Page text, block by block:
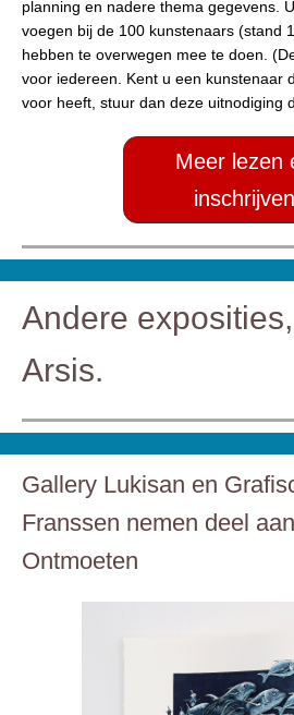
planning en nadere thema gegevens.
voegen bij de 100 kunstenaars (stand
hebben te overwegen mee te doen.
voor iedereen. Kent u een kunstenaar
voor heeft, stuur dan deze uitnodiging
Meer lezen
inschrijven
Andere
Arsis.
Gallery Lukisan en
Franssen nemen deel aan
Ontmoeten